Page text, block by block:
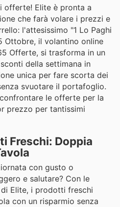
offerte! Elite è pronta a
che farà volare i prezzi e
l'attesissimo "1 Lo Paghi
Ottobre, il volantino online
Offerte, si trasforma in un
della settimana in
unica per fare scorta dei
svuotare il portafoglio.
le offerte per la
prezzo per tantissimi
Freschi: Doppia
con gusto o
e salutare? Con le
Elite, i prodotti freschi
con un risparmio senza